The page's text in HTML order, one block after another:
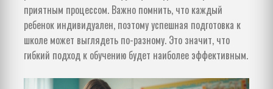
приятным процессом. Важно помнить, что каждый
ребенок индивидуален, поэтому успешная подготовка к
школе может выглядеть по-разному. Это значит, что
гибкий подход к обучению будет наиболее эффективным.